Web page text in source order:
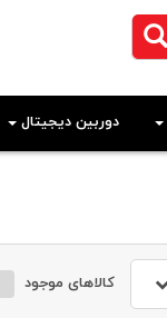
دوربین دیجیتال
کالاهای موجود